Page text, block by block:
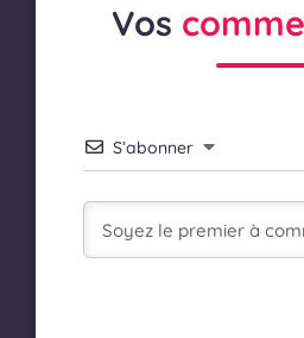
Vos
S’abonner